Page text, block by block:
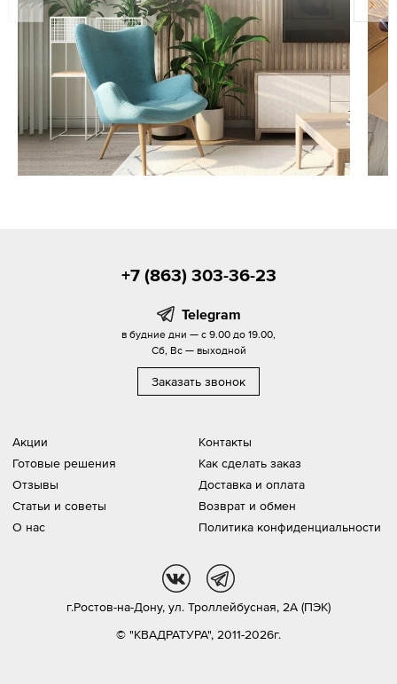
Акции
Готовые решения
Отзывы
Статьи и советы
О нас
Контакты
Как сделать заказ
Доставка и оплата
Возврат и обмен
Политика конфиденциальности
+7 (863) 303-36-23
Telegram
в будние дни — с 9.00 до 19.00,
Сб, Вс — выходной
Заказать звонок
© "КВАДРАТУРА", 2011-2026г.
г.Ростов-на-Дону, ул. Троллейбусная, 2А (ПЭК)